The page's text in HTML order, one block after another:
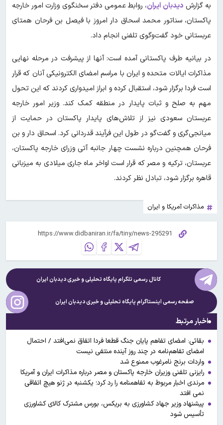
به گزارش دیدبان ایران، روابط عمومی دفتر سخنگوی وزارت امور خارجه
پاکستان، سناتور محمد اسحاق دار امروز با فیصل بن فرحان همتای
عربستانی خود گفت‌وگوی تلفنی انجام داد.
در بیانیه طرف پاکستانی آمده است: آنها از پیشرفت در مرحله نهایی
مذاکرات ایالات متحده و ایران با مراسم امضای الکترونیکی آنان که قرار
است فردا برگزار شود، استقبال کرده و ابراز امیدواری کردند که این تحول
مهم به صلح و ثبات پایدار در منطقه کمک کند. وزیر امور خارجه
عربستان سعودی نیز از تلاش‌های پایدار پاکستان در حمایت از
میانجی‌گری و گفت‌گو در طول این فرآیند قدردانی کرد. اسحاق دار و بن
فرحان همچنین درباره نشست چهار جانبه آتی وزرای خارجه پاکستان،
عربستان، ترکیه و مصر که قرار است اواخر ماه جاری میلادی به میزبانی
قاهره برگزار شود، تبادل نظر کردند.
مذاکرات آمریکا و ایران
کانال رسمی تلگرام پایگاه تحلیلی و خبریدیدبان ایران
صفحه رسمی اینستاگرام پایگاه تحلیلی و خبریدیدبان ایران
اخبار مرتبط
بقائی: امضای تفاهم پایان جنگ قطعا فردا اتفاق نمی‌افتد / احتمال
امضای تفاهم‌نامه در چند روز آینده منتفی نیست
واردات برنج نامرغوب ممنوع شد
رایزنی تلفنی وزیران خارجه پاکستان و مصر درباره مذاکرات ایران و آمریکا
مرندی اخبار مربوط به تفاهمنامه را رد کرد؛ یکشنبه در ژنو هیچ اتفاقی
نمی افتد
پیشنهاد وزیر جهاد کشاورزی به بریکس، بورس مشترک کالای کشاورزی
تأسیس شود